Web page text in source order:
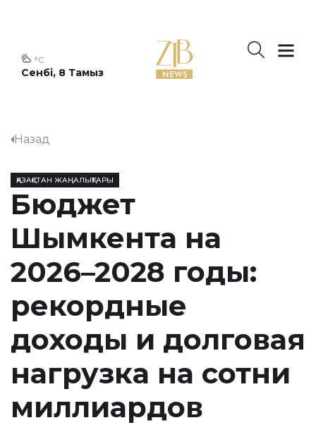
Сенбі, 8 Тамыз
°C
Назад
ҚАЗАҚСТАН ЖАҢАЛЫҚТАРЫ
Бюджет
Шымкента на
2026–2028 годы:
рекордные
доходы и долговая
нагрузка на сотни
миллиардов